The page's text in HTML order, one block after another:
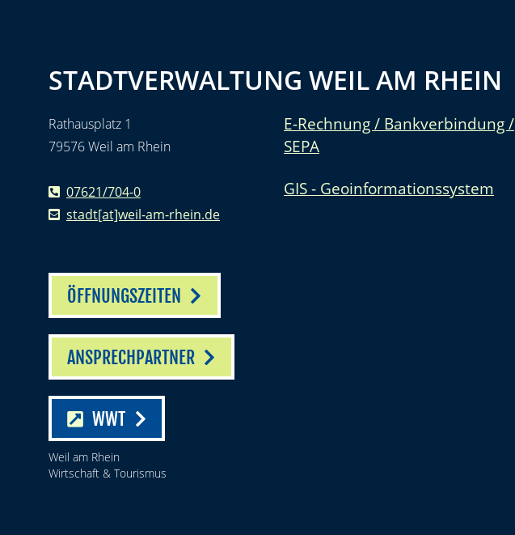
STADTVERWALTUNG WEIL AM RHEIN
Rathausplatz 1
79576 Weil am Rhein
07621/704-0
stadt[at]weil-am-rhein.de
ÖFFNUNGSZEITEN
ANSPRECHPARTNER
WWT
Weil am Rhein
Wirtschaft & Tourismus
E-Rechnung / Bankverbindung /
SEPA
GIS - Geoinformationssystem